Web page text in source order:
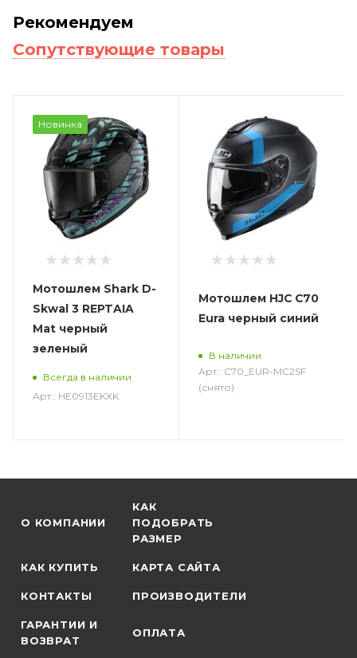
Рекомендуем
Сопутствующие товары
Новинка
Мотошлем Shark D-
Skwal 3 REPTAIA
Mat черный
зеленый
Всегда в наличии
Арт.: HE0913EKXK
Мотошлем HJC C70
Eura черный синий
В наличии
Арт.: C70_EUR-MC2SF
(снято)
О КОМПАНИИ
КАК
ПОДОБРАТЬ
РАЗМЕР
КАК КУПИТЬ КАРТА САЙТА
КОНТАКТЫ ПРОИЗВОДИТЕЛИ
ГАРАНТИИ И
ВОЗВРАТ
ОПЛАТА